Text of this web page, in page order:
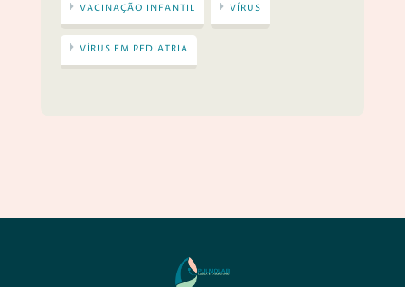
VACINAÇÃO INFANTIL VÍRUS
VÍRUS EM PEDIATRIA